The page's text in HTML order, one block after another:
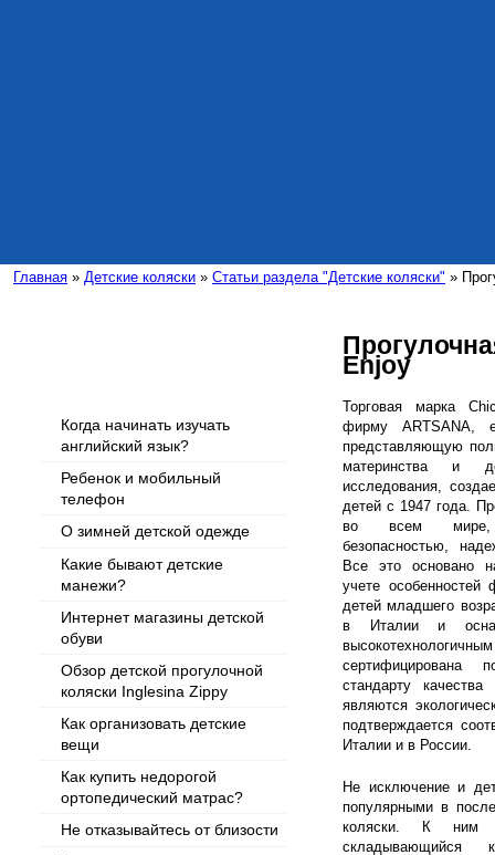
Главная » Детские коляски » Статьи раздела "Детские коляски" »
Когда начинать изучать
английский язык?
Ребенок и мобильный
телефон
О зимней детской одежде
Какие бывают детские
манежи?
Интернет магазины детской
обуви
Обзор детской прогулочной
коляски Inglesina Zippy
Как организовать детские
вещи
Как купить недорогой
ортопедический матрас?
Не отказывайтесь от близости
Enjoy
Торговая марка
фирму ARTSANA,
представляющую
материнства и
исследования,
детей с 1947 года.
во всем мире,
безопасностью,
Все это основано
учете особенностей
детей младшего
в Италии и
сертифицирована
стандарту
являются
подтверждается
Италии и в России.
Не исключение и
популярными в
коляски. К ним
складывающийся